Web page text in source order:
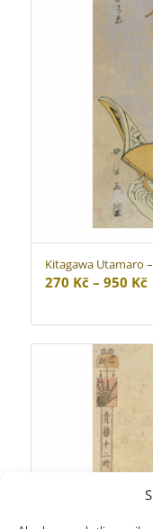
Kitagawa Utamaro
270 Kč – 950 Kč